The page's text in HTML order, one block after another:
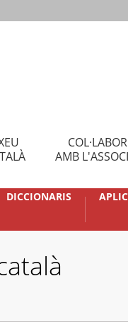
AMB
DICCIONARIS